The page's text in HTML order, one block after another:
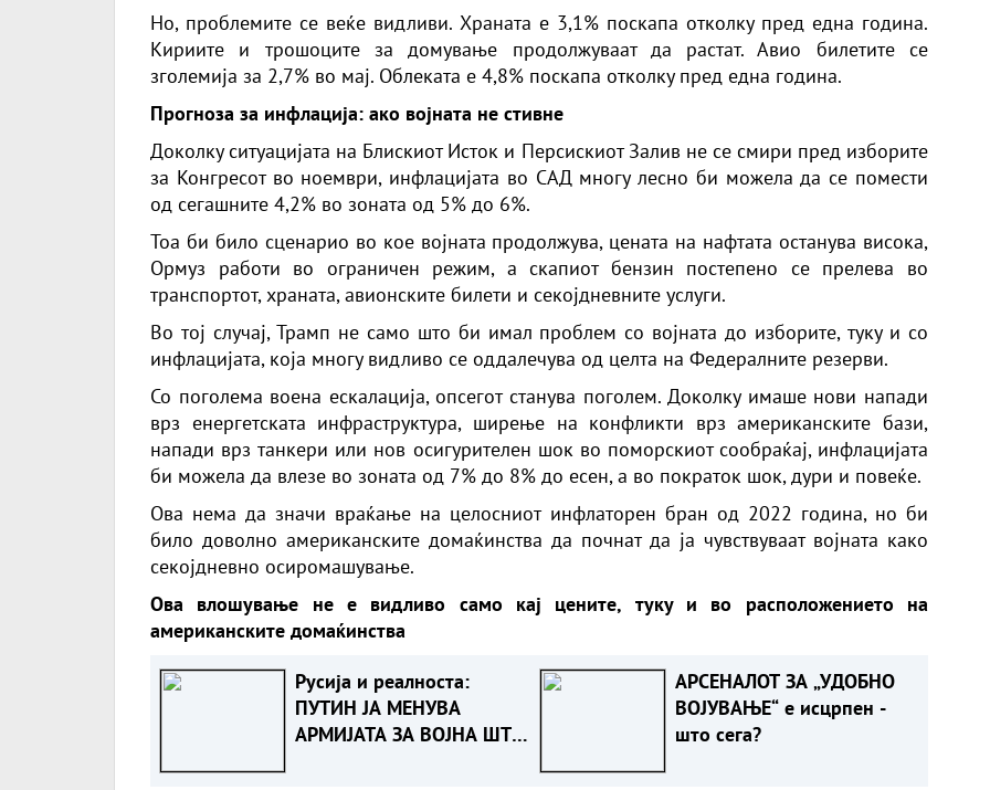
Но, проблемите се веќе видливи. Храната е 3,1% поскапа отколку пред една година.
Кириите и трошоците за домување продолжуваат да растат. Авио билетите се
зголемија за 2,7% во мај. Облеката е 4,8% поскапа отколку пред една година.
Прогноза за инфлација: ако војната не стивне
Доколку ситуацијата на Блискиот Исток и Персискиот Залив не се смири пред изборите
за Конгресот во ноември, инфлацијата во САД многу лесно би можела да се помести
од сегашните 4,2% во зоната од 5% до 6%.
Тоа би било сценарио во кое војната продолжува, цената на нафтата останува висока,
Ормуз работи во ограничен режим, а скапиот бензин постепено се прелева во
транспортот, храната, авионските билети и секојдневните услуги.
Во тој случај, Трамп не само што би имал проблем со војната до изборите, туку и со
инфлацијата, која многу видливо се оддалечува од целта на Федералните резерви.
Со поголема воена ескалација, опсегот станува поголем. Доколку имаше нови напади
врз енергетската инфраструктура, ширење на конфликти врз американските бази,
напади врз танкери или нов осигурителен шок во поморскиот сообраќај, инфлацијата
би можела да влезе во зоната од 7% до 8% до есен, а во пократок шок, дури и повеќе.
Ова нема да значи враќање на целосниот инфлаторен бран од 2022 година, но би
било доволно американските домаќинства да почнат да ја чувствуваат војната како
секојдневно осиромашување.
Ова влошување не е видливо само кај цените, туку и во расположението на
американските домаќинства
Русија и реалноста:
ПУТИН ЈА МЕНУВА
АРМИЈАТА ЗА ВОЈНА ШТО
АРСЕНАЛОТ ЗА „УДОБНО
ВОЈУВАЊЕ“ е исцрпен -
што сега?